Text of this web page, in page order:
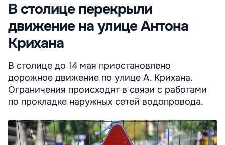
В столице перекрыли
движение на улице Антона
Крихана
В столице до 14 мая приостановлено
дорожное движение по улице А. Крихана.
Ограничения происходят в связи с работами
по прокладке наружных сетей водопровода.